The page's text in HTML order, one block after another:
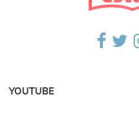
YOUTUBE